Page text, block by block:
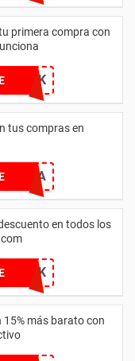
primera compra con
tus compras en
en todos los
más barato con